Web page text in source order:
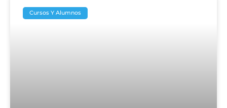
Cursos Y Alumnos